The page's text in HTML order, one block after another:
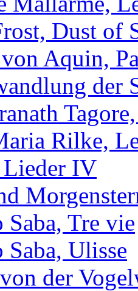
Dust of
Aquin,
der
Rilke,
Lieder IV
Saba, Tre vie
Ulisse
der